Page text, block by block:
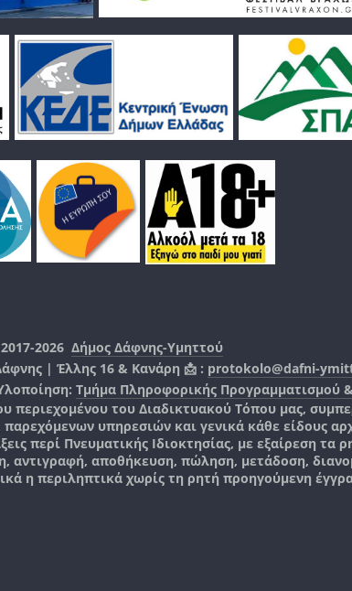
2026 Δήμος Δάφνης-Υμηττού
| Έλλης 16 & Κανάρη 📩 : protokolo@dafni-
Τμήμα Πληροφορικής Προγραμματισμού
περιεχομένου του Διαδικτυακού Τόπου μας,
υπηρεσιών και γενικά κάθε είδους
περί Πνευματικής Ιδιοκτησίας, με εξαίρεση
αντιγραφή, αποθήκευση, πώληση, μετάδοση,
η περιληπτικά χωρίς τη ρητή προηγούμενη